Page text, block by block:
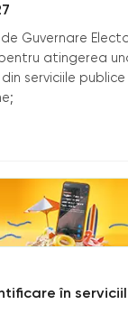
Guvernare
atingerea
serviciile
în